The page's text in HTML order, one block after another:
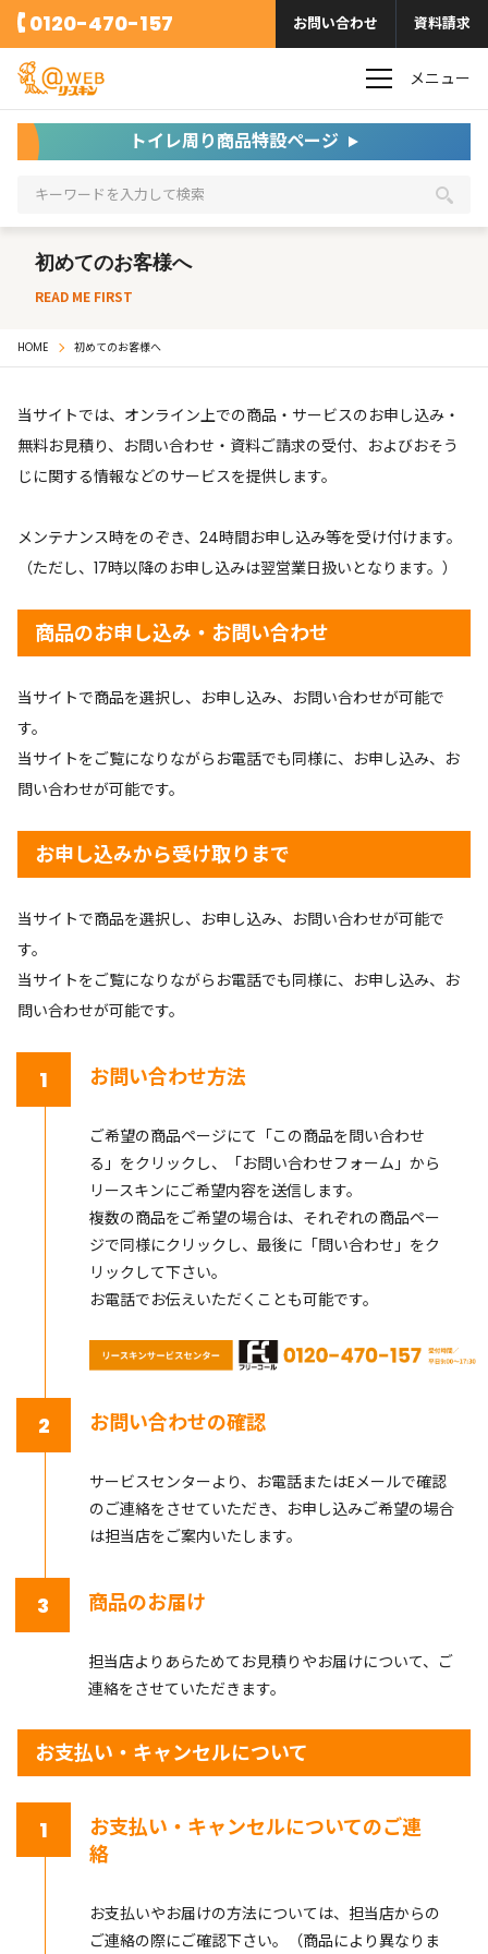
0120-470-157 お問い合わせ 資料請求
メニュー
トイレ周り商品特設ページ
初めてのお客様へ
READ ME FIRST
HOME 初めてのお客様へ
当サイトでは、オンライン上での商品・サービスのお申し込み・
無料お見積り、お問い合わせ・資料ご請求の受付、およびおそう
じに関する情報などのサービスを提供します。
メンテナンス時をのぞき、24時間お申し込み等を受け付けます。
（ただし、17時以降のお申し込みは翌営業日扱いとなります。）
商品のお申し込み・お問い合わせ
当サイトで商品を選択し、お申し込み、お問い合わせが可能で
す。
当サイトをご覧になりながらお電話でも同様に、お申し込み、お
問い合わせが可能です。
お申し込みから受け取りまで
当サイトで商品を選択し、お申し込み、お問い合わせが可能で
す。
当サイトをご覧になりながらお電話でも同様に、お申し込み、お
問い合わせが可能です。
1 お問い合わせ方法
ご希望の商品ページにて「この商品を問い合わせ
る」をクリックし、「お問い合わせフォーム」から
リースキンにご希望内容を送信します。
複数の商品をご希望の場合は、それぞれの商品ペー
ジで同様にクリックし、最後に「問い合わせ」をク
リックして下さい。
お電話でお伝えいただくことも可能です。
2 お問い合わせの確認
サービスセンターより、お電話またはEメールで確認
のご連絡をさせていただき、お申し込みご希望の場合
は担当店をご案内いたします。
3 商品のお届け
担当店よりあらためてお見積りやお届けについて、ご
連絡をさせていただきます。
お支払い・キャンセルについて
1
お支払い・キャンセルについてのご連
絡
お支払いやお届けの方法については、担当店からの
ご連絡の際にご確認下さい。（商品により異なりま